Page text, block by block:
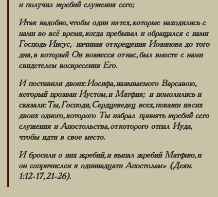
и получил жребий служения сего;
Итак надобно, чтобы один из тех, которые находились с
нами во всё время, когда пребывал и обращался с нами
Господь Иисус, начиная от крещения Иоаннова до того
дня, в который Он вознесся от нас, был вместе с нами
свидетелем воскресения Его.
И поставили двоих: Иосифа, называемого Варсавою,
который прозван Иустом, и Матфия; и помолились и
сказали: Ты, Господи, Сердцеведец всех, покажи из сих
двоих одного, которого Ты избрал принять жребий сего
служения и Апостольства, от которого отпал Иуда,
чтобы идти в свое место.
И бросили о них жребий, и выпал жребий Матфию, и
он сопричислен к одиннадцати Апостолам» (Деян.
1:12-17, 21-26).